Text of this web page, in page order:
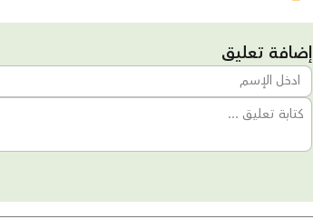
إضافة تعليق